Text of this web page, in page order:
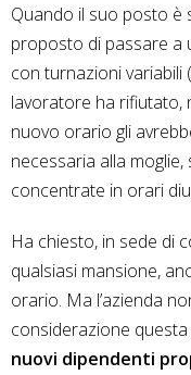
Quando il suo posto è
proposto di passare a
con turnazioni variabili
lavoratore ha rifiutato,
nuovo orario gli
necessaria alla
concentrate in orari
Ha chiesto, in sede di
qualsiasi mansione,
orario. Ma l’azienda
considerazione
nuovi dipendenti